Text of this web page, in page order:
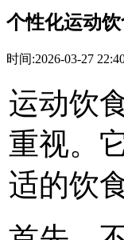
个性化运动
时间:2026-03-27
运动饮
重视。
适的饮